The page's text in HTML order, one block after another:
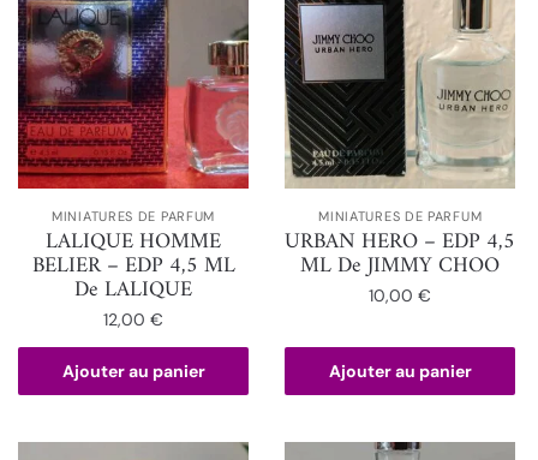
MINIATURES DE PARFUM
LALIQUE HOMME
BELIER – EDP 4,5 ML
De LALIQUE
12,00€
Ajouter au panier
MINIATURES DE PARFUM
URBAN HERO – EDP 4,5
ML De JIMMY CHOO
10,00€
Ajouter au panier